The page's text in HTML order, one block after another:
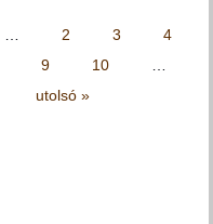
2 3
4
9 10
utolsó »